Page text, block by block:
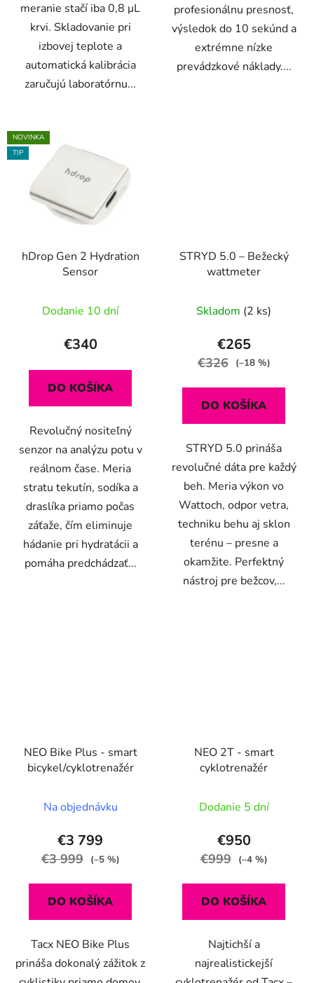
meranie stačí iba 0,8 μL
krvi. Skladovanie pri
izbovej teplote a
automatická kalibrácia
zaručujú laboratórnu...
profesionálnu presnosť,
výsledok do 10 sekúnd a
extrémne nízke
prevádzkové náklady....
NOVINKA
TIP
hDrop Gen 2 Hydration
Sensor
Dodanie 10 dní
€340
DO KOŠÍKA
Revolučný nositeľný
senzor na analýzu potu v
reálnom čase. Meria
stratu tekutín, sodíka a
draslíka priamo počas
záťaže, čím eliminuje
hádanie pri hydratácii a
pomáha predchádzať...
STRYD 5.0 – Bežecký
wattmeter
Skladom (2 ks)
€265
€326 (–18 %)
DO KOŠÍKA
STRYD 5.0 prináša
revolučné dáta pre každý
beh. Meria výkon vo
Wattoch, odpor vetra,
techniku behu aj sklon
terénu – presne a
okamžite. Perfektný
nástroj pre bežcov,...
NEO Bike Plus - smart
bicykel/cyklotrenažér
Na objednávku
€3 799
€3 999 (–5 %)
DO KOŠÍKA
Tacx NEO Bike Plus
prináša dokonalý zážitok z
NEO 2T - smart
cyklotrenažér
Dodanie 5 dní
€950
€999 (–4 %)
DO KOŠÍKA
Najtichší a
najrealistickejší